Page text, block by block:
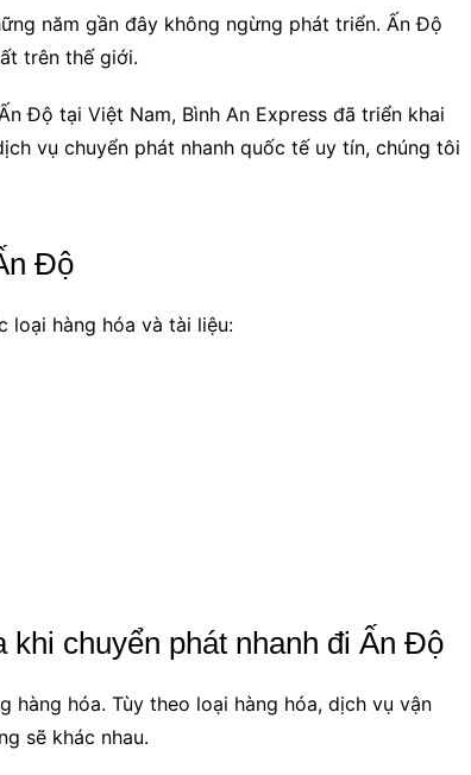
năm gần đây không ngừng phát triển. Ấn Độ
trên thế giới.
Độ tại Việt Nam, Bình An Express đã triển khai
vụ chuyển phát nhanh quốc tế uy tín, chúng tôi
Độ
loại hàng hóa và tài liệu:
chuyển phát nhanh đi Ấn Độ
hóa. Tùy theo loại hàng hóa, dịch vụ vận
sẽ khác nhau.